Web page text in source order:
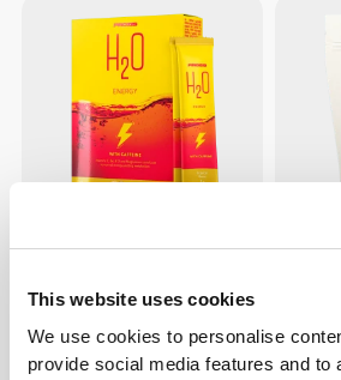
This website uses cookies
We use cookies to personalise
provide social media features and to
€4.49 €4.99
10%
€22.39